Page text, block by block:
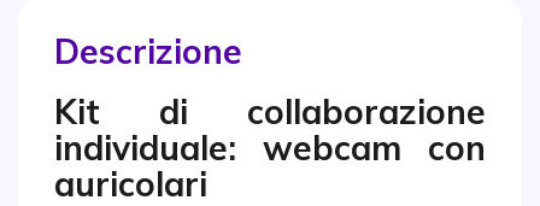
Descrizione
Kit di collaborazione
individuale: webcam con
auricolari